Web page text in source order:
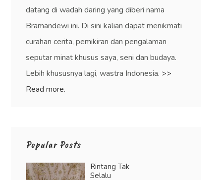
datang di wadah daring yang diberi nama
Bramandewi ini. Di sini kalian dapat menikmati
curahan cerita, pemikiran dan pengalaman
seputar minat khusus saya, seni dan budaya.
Lebih khususnya lagi, wastra Indonesia. >>
Read more.
Popular Posts
Rintang Tak
Selalu